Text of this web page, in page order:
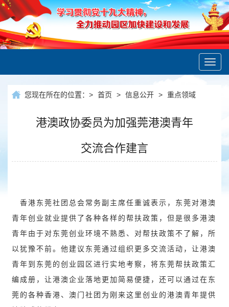
您现在所在的位置：> 首页 > 信息公开 > 重点领域
港澳政协委员为加强莞港澳青年
交流合作建言
香港东莞社团总会常务副主席任重诚表示，东莞对港澳
青年创业就业提供了各种各样的帮扶政策，但是很多港澳
青年由于对东莞创业环境不熟悉、对帮扶政策不了解，所
以犹豫不前。他建议东莞通过组织更多交流活动，让港澳
青年到东莞的创业园区进行实地考察，将东莞帮扶政策汇
编成册，让港澳企业落地更加简易便捷，还可以通过在东
莞的各种香港、澳门社团为刚来这里创业的港澳青年提供